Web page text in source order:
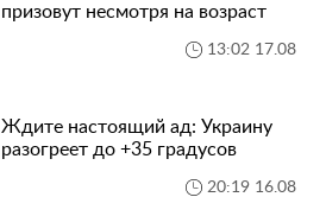
призовут несмотря на возраст
13:02 17.08
Ждите настоящий ад: Украину
разогреет до +35 градусов
20:19 16.08